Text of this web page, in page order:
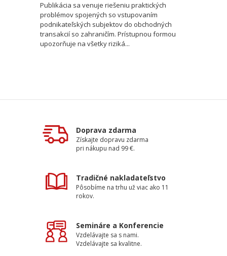
Publikácia sa venuje riešeniu praktických
problémov spojených so vstupovaním
podnikateľských subjektov do obchodných
transakcií so zahraničím. Prístupnou formou
upozorňuje na všetky riziká...
Doprava zdarma
Získajte dopravu zdarma
pri nákupu nad 99 €.
Tradičné nakladateľstvo
Pôsobíme na trhu už viac ako 11
rokov.
Semináre a Konferencie
Vzdelávajte sa s nami.
Vzdelávajte sa kvalitne.